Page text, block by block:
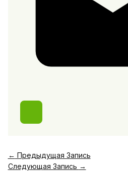
← Предыдущая Запись
Следующая Запись →